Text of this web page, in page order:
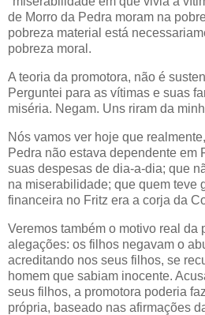
de Morro da Pedra moram na
pobreza material está
pobreza moral.
A teoria da promotora, não é
Perguntei para as vítimas e suas
miséria. Negam. Uns riram da
Nós vamos ver hoje que
Pedra não estava dependente em
suas despesas de dia-a-dia; que
na miserabilidade; que quem teve
financeira no Fritz era a corja da
Veremos também o motivo real da
alegações: os filhos negavam o
acreditando nos seus filhos, se
homem que sabiam inocente.
seus filhos, a promotora poderia
própria, baseado nas afirmações